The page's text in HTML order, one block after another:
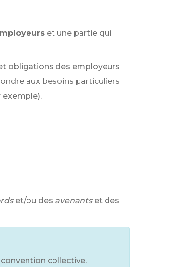
et une partie qui
obligations des employeurs
aux besoins particuliers
exemple).
et/ou des avenants et des
collective.